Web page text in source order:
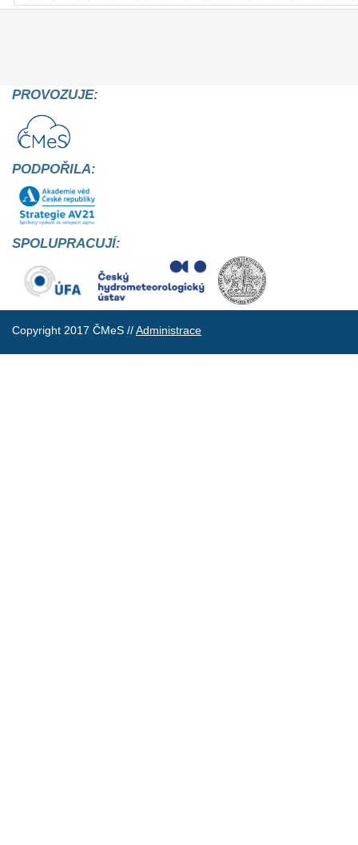
PROVOZUJE:
PODPOŘILA:
SPOLUPRACUJÍ:
Copyright 2017 ČMeS //Administrace